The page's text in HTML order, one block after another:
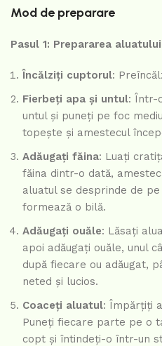
Mod de preparare
Pasul 1: Prepararea aluatului
Încălziți cuptorul:
Fierbeți apa și untul: Într-
untul și puneți pe foc
topește și amestecul
Adăugați făina: Luați
făina dintr-o dată,
aluatul se desprinde de
formează o bilă.
Adăugați ouăle: Lăsați
apoi adăugați ouăle, unul
după fiecare ou adăugat,
neted și lucios.
Coaceți aluatul: Împărțiți
Puneți fiecare parte pe o
copt și întindeți-o într-un